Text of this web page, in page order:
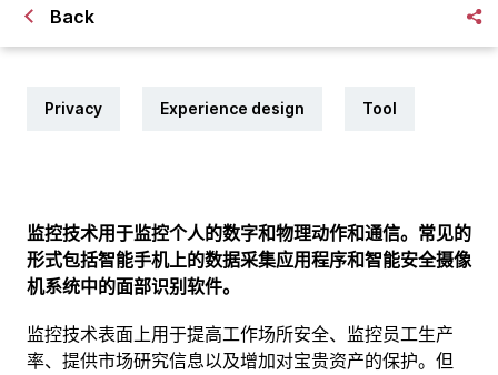
Back
Privacy Experience design Tool
监控技术用于监控个人的数字和物理动作和通信。常见的
形式包括智能手机上的数据采集应用程序和智能安全摄像
机系统中的面部识别软件。
监控技术表面上用于提高工作场所安全、监控员工生产
率、提供市场研究信息以及增加对宝贵资产的保护。但